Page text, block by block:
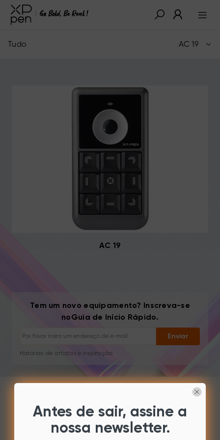
Tudo AC 19
AC 19
Tem um novo equipamento? Inscreva-se
noGuia de Início Rápido.
Enviar
Cancelar inscrição: Um clique a qualquer momento
Tutoriais de desenho
Novos lançamentos e ofertas
Histórias de artistas e inspiração
Seu e-mail é usado apenas para o conteúdo solicitado
SOFTWARE & DRIVERS
Antes de sair, assine a
nossa newsletter.